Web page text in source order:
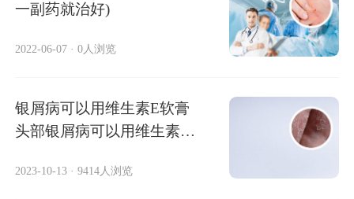
一副药就治好)
2022-06-07 · 0人浏览
银屑病可以用维生素E软膏
头部银屑病可以用维生素e
2023-10-13 · 9414人浏览